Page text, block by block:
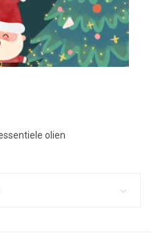
olien